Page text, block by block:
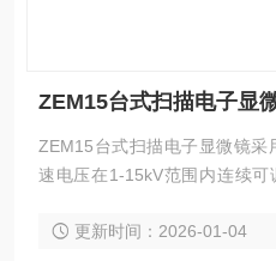
ZEM15台式扫描电子显
ZEM15台式扫描电子显微镜
速电压在1-15kV范围内连续可
更新时间：2026-01-04